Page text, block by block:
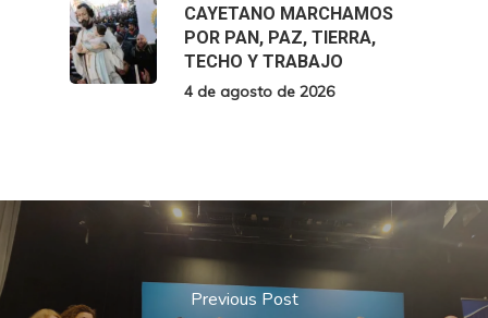
CAYETANO MARCHAMOS
POR PAN, PAZ, TIERRA,
TECHO Y TRABAJO
4 de agosto de 2026
Previous Post